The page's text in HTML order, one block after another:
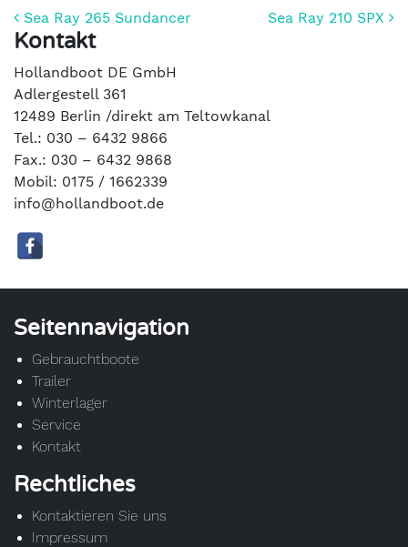
Beitrags-Navigation
Sea Ray 265 Sundancer Sea Ray 210 SPX
Kontakt
Hollandboot DE GmbH
Adlergestell 361
12489 Berlin /direkt am Teltowkanal
Tel.: 030 – 6432 9866
Fax.: 030 – 6432 9868
Mobil: 0175 / 1662339
info@hollandboot.de
Seitennavigation
Gebrauchtboote
Trailer
Winterlager
Service
Kontakt
Rechtliches
Kontaktieren Sie uns
Impressum